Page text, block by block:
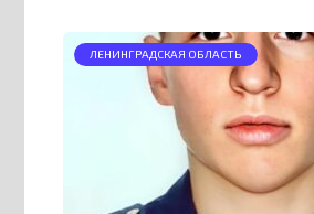
ЛЕНИНГРАДСКАЯ ОБЛАСТЬ